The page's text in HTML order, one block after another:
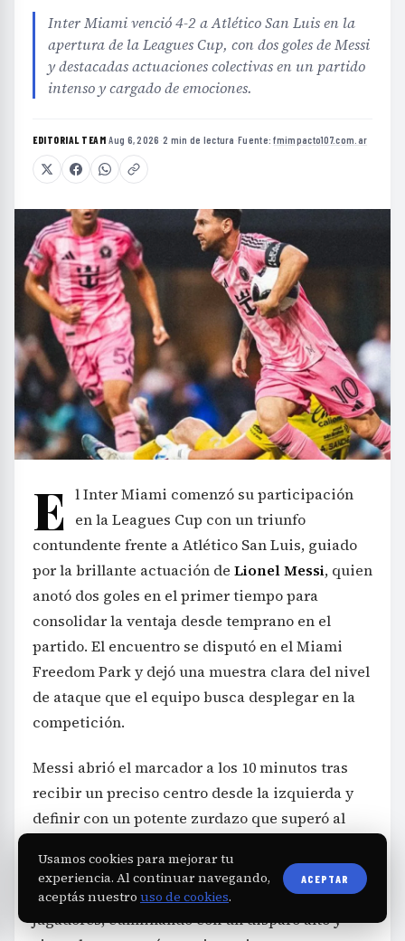
Inter Miami venció 4-2 a Atlético San Luis en la
apertura de la Leagues Cup, con dos goles de Messi
y destacadas actuaciones colectivas en un partido
intenso y cargado de emociones.
EDITORIAL TEAM·Aug 6, 2026 ·2 min de lectura ·Fuente:fmimpacto107.com.ar
E l Inter Miami comenzó su participación
en la Leagues Cup con un triunfo
contundente frente a Atlético San Luis, guiado
por la brillante actuación de Lionel Messi, quien
anotó dos goles en el primer tiempo para
consolidar la ventaja desde temprano en el
partido. El encuentro se disputó en el Miami
Freedom Park y dejó una muestra clara del nivel
de ataque que el equipo busca desplegar en la
competición.
Messi abrió el marcador a los 10 minutos tras
recibir un preciso centro desde la izquierda y
definir con un potente zurdazo que superó al
mitad, anotó nuevamente a los 43 minutos tras
una jugada colectiva que involucró a varios
jugadores, culminando con un disparo alto y
Usamos cookies para mejorar tu
experiencia. Al continuar navegando,
aceptás nuestro uso de cookies.
ACEPTAR